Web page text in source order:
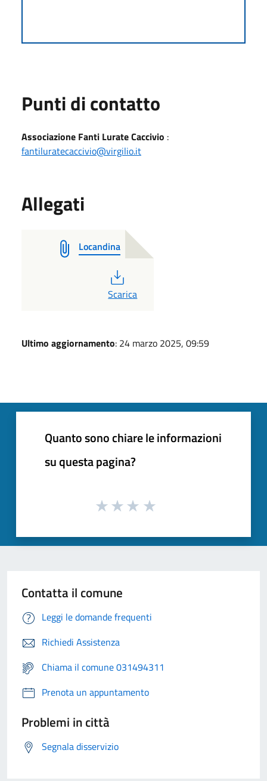
Punti di contatto
Associazione Fanti Lurate Caccivio :
fantiluratecaccivio@virgilio.it
Allegati
Locandina
PDF
Scarica
Ultimo aggiornamento: 24 marzo 2025, 09:59
Quanto sono chiare le informazioni
su questa pagina?
Contatta il comune
Leggi le domande frequenti
Richiedi Assistenza
Chiama il comune 031494311
Prenota un appuntamento
Problemi in città
Segnala disservizio